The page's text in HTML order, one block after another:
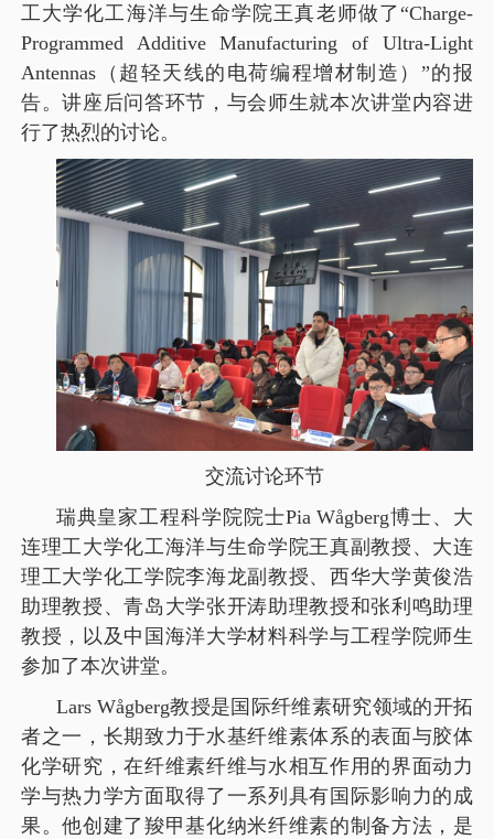
工大学化工海洋与生命学院王真老师做了“Charge-
Programmed Additive Manufacturing of Ultra-Light
Antennas（超轻天线的电荷编程增材制造）”的报
告。讲座后问答环节，与会师生就本次讲堂内容进
行了热烈的讨论。
交流讨论环节
瑞典皇家工程科学院院士Pia Wågberg博士、大
连理工大学化工海洋与生命学院王真副教授、大连
理工大学化工学院李海龙副教授、西华大学黄俊浩
助理教授、青岛大学张开涛助理教授和张利鸣助理
教授，以及中国海洋大学材料科学与工程学院师生
参加了本次讲堂。
Lars Wågberg教授是国际纤维素研究领域的开拓
者之一，长期致力于水基纤维素体系的表面与胶体
化学研究，在纤维素纤维与水相互作用的界面动力
学与热力学方面取得了一系列具有国际影响力的成
果。他创建了羧甲基化纳米纤维素的制备方法，是